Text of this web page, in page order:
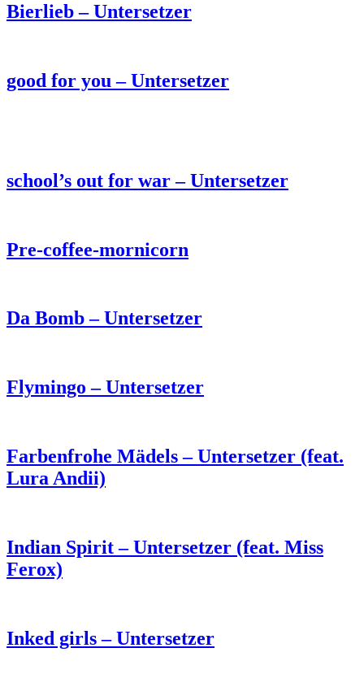
Bierlieb – Untersetzer
good for you – Untersetzer
school’s out for war – Untersetzer
Pre-coffee-mornicorn
Da Bomb – Untersetzer
Flymingo – Untersetzer
Farbenfrohe Mädels – Untersetzer (feat.
Lura Andii)
Indian Spirit – Untersetzer (feat. Miss
Ferox)
Inked girls – Untersetzer